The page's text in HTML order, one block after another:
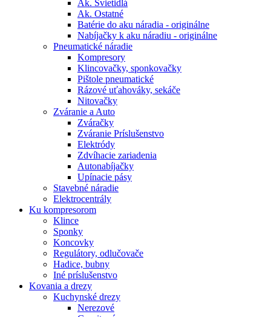
Ak. Svietidlá
Ak. Ostatné
Batérie do aku náradia - originálne
Nabíjačky k aku náradiu - originálne
Pneumatické náradie
Kompresory
Klincovačky, sponkovačky
Pištole pneumatické
Rázové uťahováky, sekáče
Nitovačky
Zváranie a Auto
Zváračky
Zváranie Príslušenstvo
Elektródy
Zdvíhacie zariadenia
Autonabíjačky
Upínacie pásy
Stavebné náradie
Elektrocentrály
Ku kompresorom
Klince
Sponky
Koncovky
Regulátory, odlučovače
Hadice, bubny
Iné príslušenstvo
Kovania a drezy
Kuchynské drezy
Nerezové